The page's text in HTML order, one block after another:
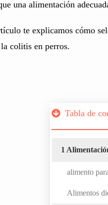
una alimentación
te explicamos cómo
colitis en perros.
Tabla de
1
alimento
Alimentos